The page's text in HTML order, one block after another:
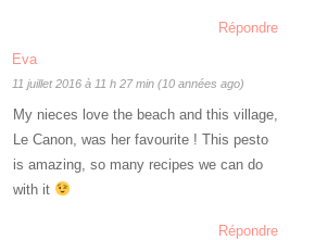
Répondre
Eva
11 juillet 2016 à 11 h 27 min (10 années ago)
My nieces love the beach and this village,
Le Canon, was her favourite ! This pesto
is amazing, so many recipes we can do
with it
Répondre